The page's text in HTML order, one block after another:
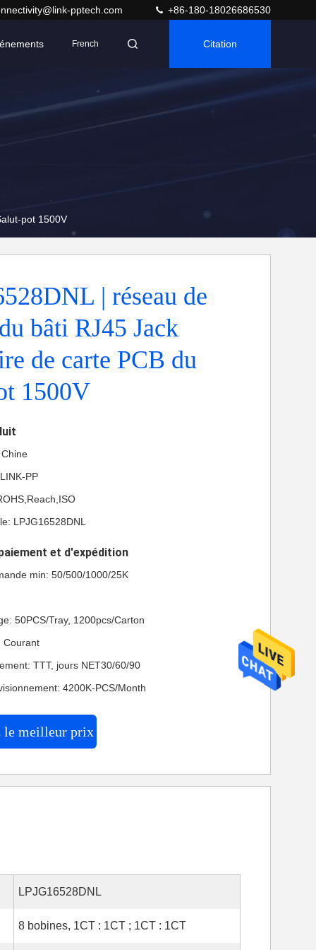
pptech.com +86-180-18026686530
French Citation
pot 1500V
| réseau de
bâti RJ45 Jack
de carte PCB du
1500V
PP
LPJG16528DNL
et d'expédition
min: 50/500/1000/25K
50PCS/Tray, 1200pcs/Carton
Courant
TTT, jours NET30/60/90
4200K-PCS/Month
le meilleur prix
LPJG16528DNL
8 bobines, 1CT : 1CT ; 1CT : 1CT